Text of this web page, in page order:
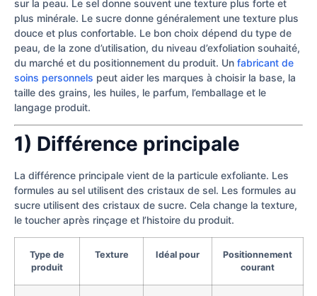
sur la peau. Le sel donne souvent une texture plus forte et
plus minérale. Le sucre donne généralement une texture plus
douce et plus confortable. Le bon choix dépend du type de
peau, de la zone d’utilisation, du niveau d’exfoliation souhaité,
du marché et du positionnement du produit. Un fabricant de
soins personnels peut aider les marques à choisir la base, la
taille des grains, les huiles, le parfum, l’emballage et le
langage produit.
1) Différence principale
La différence principale vient de la particule exfoliante. Les
formules au sel utilisent des cristaux de sel. Les formules au
sucre utilisent des cristaux de sucre. Cela change la texture,
le toucher après rinçage et l’histoire du produit.
Type de
produit
Texture Idéal pour
Positionnement
courant